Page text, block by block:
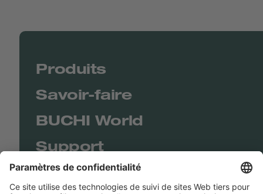
Produits
Savoir-faire
BUCHI World
Support
Shop